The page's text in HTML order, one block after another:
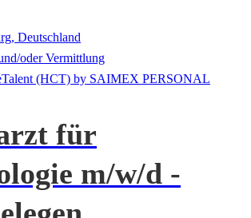
Deutschland
oder Vermittlung
für
m/w/d -